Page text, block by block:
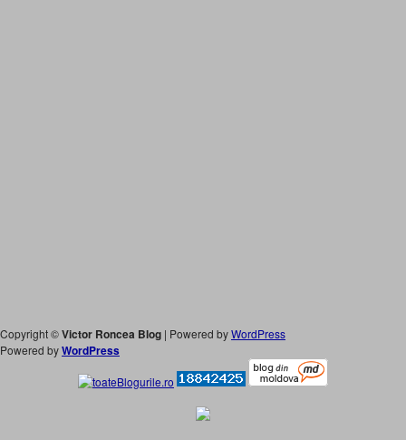
Copyright ©Victor Roncea Blog | Powered byWordPress
Powered byWordPress